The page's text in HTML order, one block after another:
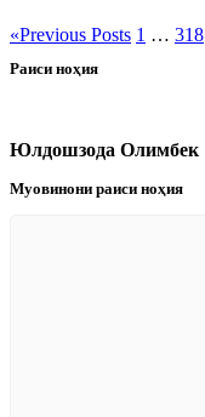
«Previous Posts 1 … 318
Раиси ноҳия
Юлдошзода Олимбек
Муовинони раиси ноҳия